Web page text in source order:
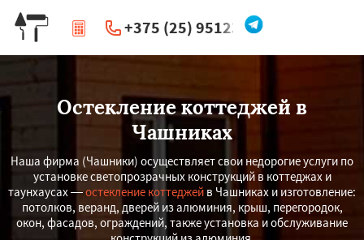
+375 (25) 951234
| Перезвоните мне
Остекление коттеджей в
Чашниках
Наша фирма (Чашники) осуществляет свои недорогие услуги по
установке светопрозрачных конструкций в коттеджах и
таунхаусах —остекление коттеджей в Чашниках и изготовление:
потолков, веранд, дверей из алюминия, крыш, перегородок,
окон, фасадов, ограждений, также установка и обслуживание